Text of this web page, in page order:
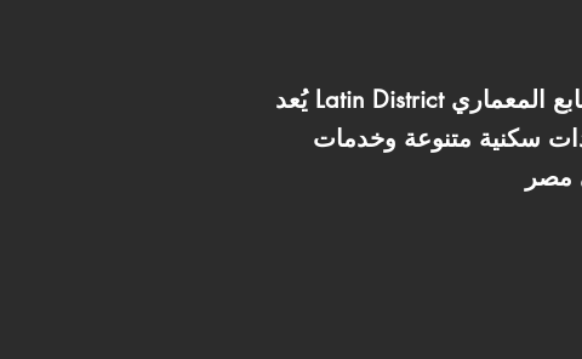
يُعد Latin District أحد أبرز الأحياء السكنية المتكاملة في مدينة العلمين الجديدة، حيث يجمع بين الطابع المعماري
سكنية متنوعة وخدمات